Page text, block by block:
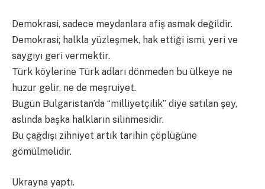
Demokrasi, sadece meydanlara afiş asmak değildir.
Demokrasi; halkla yüzleşmek, hak ettiği ismi, yeri ve
saygıyı geri vermektir.
Türk köylerine Türk adları dönmeden bu ülkeye ne
huzur gelir, ne de meşruiyet.
Bugün Bulgaristan’da “milliyetçilik” diye satılan şey,
aslında başka halkların silinmesidir.
Bu çağdışı zihniyet artık tarihin çöplüğüne
gömülmelidir.
Ukrayna yaptı.